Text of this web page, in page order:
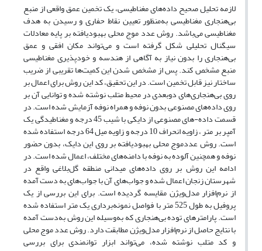
لازمه تحلیل صحیح داده‌های مغناطیسی، یک تخمین عمق واقعی از منبع
بی‌هنجاری مغناطیسی به‌منظور تعیین نقاط حفاری و رسیدن به هدف
مغناطیسی می‌باشد. روش عدد موج محلی بهبودیافته بر پایه معادلات
سیگنال تحلیلی شکل گرفته است و می‌تواند مکان افقی و عمق
بی‌هنجاری را بدون نیاز به آگاهی از هندسه و خودپذیری مغناطیسی
منبع مشخص کند. پس از مشخص شدن این کمیت‌ها تقریبی از ضریب
ساختار نیز قابل تخمین است. در این تحقیق، کد این روش برای اعمال بر
روی بی‌هنجاری‌های دوبعدی در محیط متلب نوشته شده و توانایی آن بر
روی داده‌های مصنوعی بدون نوفه و همراه نوفه آزمایش شده است. در
قسمت داده-های مصنوعی از دایکی با شیب 45 درجه و مغناطیدگی یک
آمپر بر متر ، زاویه انحراف 10 درجه و زاویه میل 64 درجه استفاده شده
است. روش عددموج محلی بهبودیافته بر روی این دایک، بدون حضور
نوفه و همچنین آلوده به نوفه با دامنه‌های مختلف، اعمال شده است. در
ادامه این روش بر روی داده‌های میدانی منطقه گل‌بلاغی واقع در
شهرستان زنجان اعمال شده و جواب‌های آن با جواب‌های به دست آمده
از نرم‌افزار مدل‌ویژن مقایسه گردیده است. برای این بررسی از یک
پروفیل به طول 525 متر با فواصل نمونه‌برداری یک متر استفاده شده
است. پارامترهای توده بی‌هنجاری که به‌وسیله این روش به‌دست آمده
با نتایج حاصل از نرم‌افزار مدل‌ویژن مطابقت دارد. روش عدد موج محلی
و کد متلب نوشته شده، می‌تواند ابزار توانمندی برای بررسی